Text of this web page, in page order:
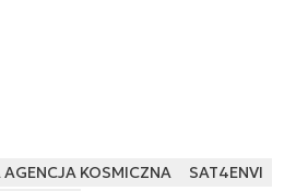
AGENCJA KOSMICZNA
SAT4ENVI